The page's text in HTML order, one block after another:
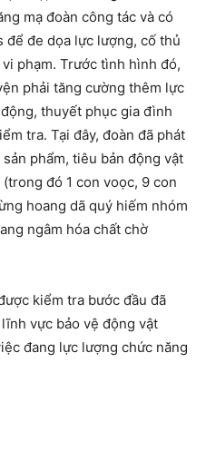
mạ đoàn công tác và có
để đe dọa lực lượng, cố thủ
phạm. Trước tình hình đó,
phải tăng cường thêm lực
thuyết phục gia đình
tra. Tại đây, đoàn đã phát
phẩm, tiêu bản động vật
đó 1 con voọc, 9 con
hoang dã quý hiếm nhóm
ngâm hóa chất chờ
kiểm tra bước đầu đã
vực bảo vệ động vật
đang lực lượng chức năng